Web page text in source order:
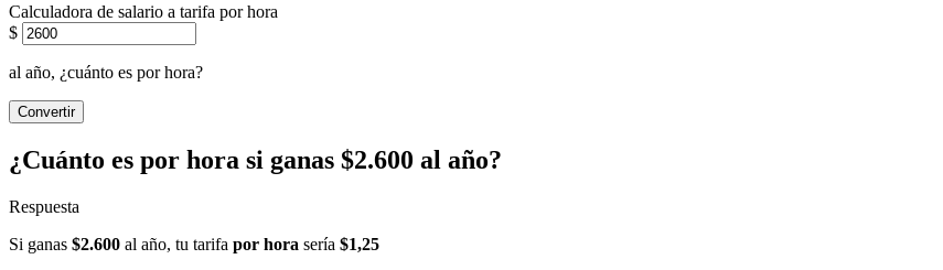
Calculadora de salario a tarifa por hora
$
al año, ¿cuánto es por hora?
Convertir
¿Cuánto es por hora si ganas $2.600 al año?
Respuesta
Si ganas $2.600 al año, tu tarifa por hora sería $1,25